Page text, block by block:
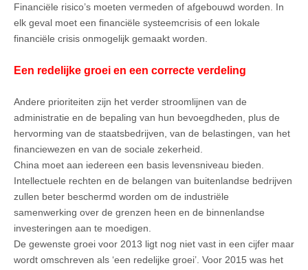
Financiële risico’s moeten vermeden of afgebouwd worden. In
elk geval moet een financiële systeemcrisis of een lokale
financiële crisis onmogelijk gemaakt worden.
Een redelijke groei en een correcte verdeling
Andere prioriteiten zijn het verder stroomlijnen van de
administratie en de bepaling van hun bevoegdheden, plus de
hervorming van de staatsbedrijven, van de belastingen, van het
financiewezen en van de sociale zekerheid.
China moet aan iedereen een basis levensniveau bieden.
Intellectuele rechten en de belangen van buitenlandse bedrijven
zullen beter beschermd worden om de industriële
samenwerking over de grenzen heen en de binnenlandse
investeringen aan te moedigen.
De gewenste groei voor 2013 ligt nog niet vast in een cijfer maar
wordt omschreven als ‘een redelijke groei’. Voor 2015 was het